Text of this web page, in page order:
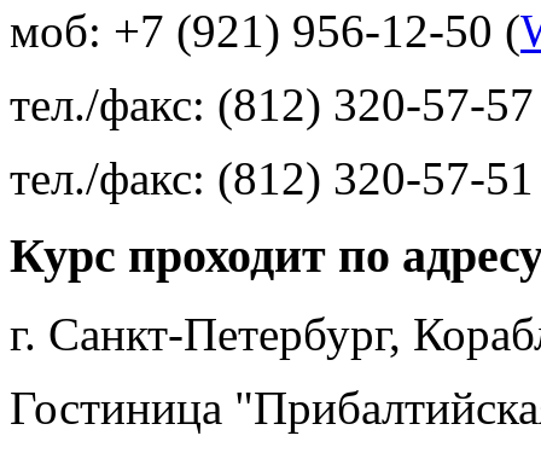
моб: +7 (921) 956-12-50 (
тел./факс: (812) 320-57-57
тел./факс: (812) 320-57-51
Курс проходит по
г. Санкт-Петербург,
Гостиница